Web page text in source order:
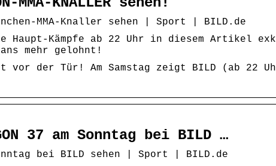
MMA-Knaller sehen | Sport | BILD.de
Haupt-Kämpfe ab 22 Uhr in diesem Artikel
mehr gelohnt!
der Tür! Am Samstag zeigt BILD (ab 22
37 am Sonntag bei BILD …
bei BILD sehen | Sport | BILD.de